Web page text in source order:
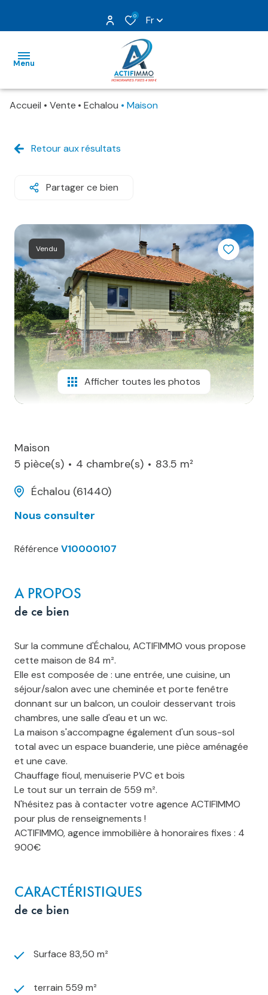
0 Fr
Menu
estimation
nos
biens
vendus
contact
Accueil Vente Echalou Maison
Retour aux résultats
Partager ce bien
Vendu
Afficher toutes les photos
Maison
5 pièce(s)
4 chambre(s)
83.5 m²
Échalou (61440)
Nous consulter
Référence V10000107
A PROPOS
de ce bien
Sur la commune d'Échalou, ACTIFIMMO vous propose
cette maison de 84 m².
Elle est composée de : une entrée, une cuisine, un
séjour/salon avec une cheminée et porte fenêtre
donnant sur un balcon, un couloir desservant trois
chambres, une salle d'eau et un wc.
La maison s'accompagne également d'un sous-sol
total avec un espace buanderie, une pièce aménagée
et une cave.
Chauffage fioul, menuiserie PVC et bois
Le tout sur un terrain de 559 m².
N'hésitez pas à contacter votre agence ACTIFIMMO
pour plus de renseignements !
ACTIFIMMO, agence immobilière à honoraires fixes : 4
900€
CARACTÉRISTIQUES
de ce bien
Surface 83,50 m²
terrain 559 m²